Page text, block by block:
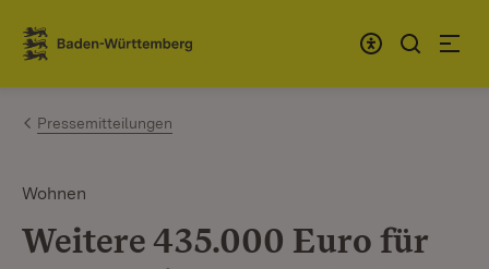
Zum Inhalt springen
Link zur Startseite
Pressemitteilungen
Wohnen
Weitere 435.000 Euro für